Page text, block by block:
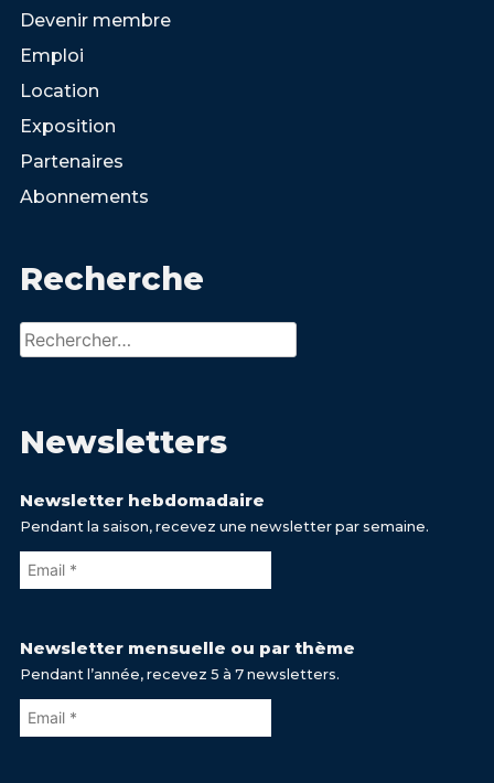
Devenir membre
Emploi
Location
Exposition
Partenaires
Abonnements
Recherche
Rechercher :
Newsletters
Newsletter hebdomadaire
Pendant la saison, recevez une newsletter par semaine.
Newsletter mensuelle ou par thème
Pendant l’année, recevez 5 à 7 newsletters.